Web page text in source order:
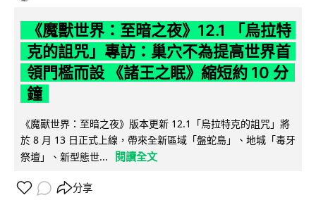
《魔獸世界：至暗之夜》12.1 「烏拉特
克的詛咒」專訪：巢穴不為提高世界首
領門檻而設 《諸王之眠》縮短約 10 分
鐘
《魔獸世界：至暗之夜》版本更新 12.1「烏拉特克的詛咒」將
於 8 月 13 日正式上線，帶來全新區域「盤蛇島」、地城「毒牙
祭壇」、新型態世...
閱讀全文
分享